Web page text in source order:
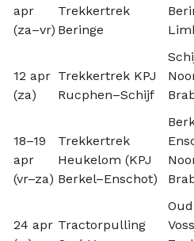
apr
(za–vr)
Trekkertrek
Beringe
12 apr
(za)
Trekkertrek KPJ
Rucphen–Schijf
18–19
apr
(vr–za)
Trekkertrek
Heukelom (KPJ
Berkel–Enschot)
24 apr Tractorpulling